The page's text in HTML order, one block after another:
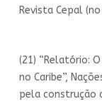
Revista Cepal
(21) “Relatório:
no Caribe”,
pela construção